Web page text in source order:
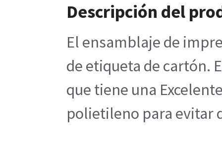
Descripción del
El ensamblaje de
de etiqueta de cartón.
que tiene una
polietileno para evitar